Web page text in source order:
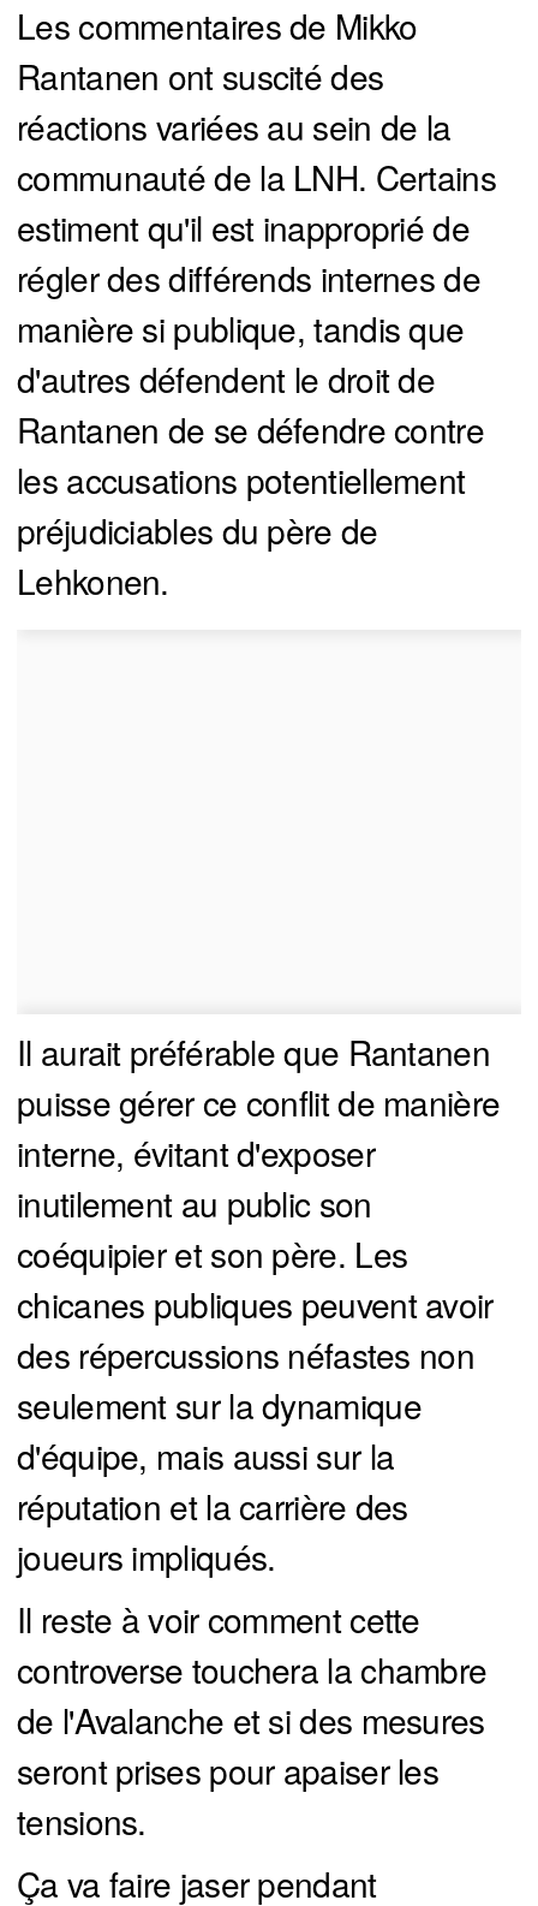
Les commentaires de Mikko
Rantanen ont suscité des
réactions variées au sein de la
communauté de la LNH. Certains
estiment qu'il est inapproprié de
régler des différends internes de
manière si publique, tandis que
d'autres défendent le droit de
Rantanen de se défendre contre
les accusations potentiellement
préjudiciables du père de
Lehkonen.
Il aurait préférable que Rantanen
puisse gérer ce conflit de manière
interne, évitant d'exposer
inutilement au public son
coéquipier et son père. Les
chicanes publiques peuvent avoir
des répercussions néfastes non
seulement sur la dynamique
d'équipe, mais aussi sur la
réputation et la carrière des
joueurs impliqués.
Il reste à voir comment cette
controverse touchera la chambre
de l'Avalanche et si des mesures
seront prises pour apaiser les
tensions.
Ça va faire jaser pendant